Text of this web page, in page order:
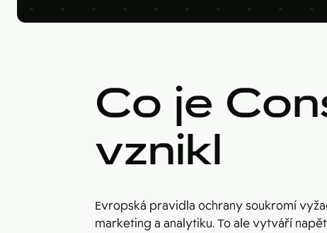
Co je
vznikl
Evropská pravidla ochrany soukromí
marketing a analytiku. To ale vytváří